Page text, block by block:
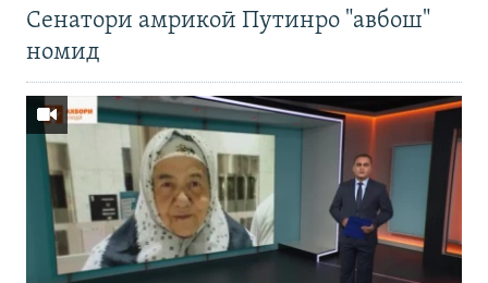
Cенатори амрикоӣ Путинро "авбош"
номид